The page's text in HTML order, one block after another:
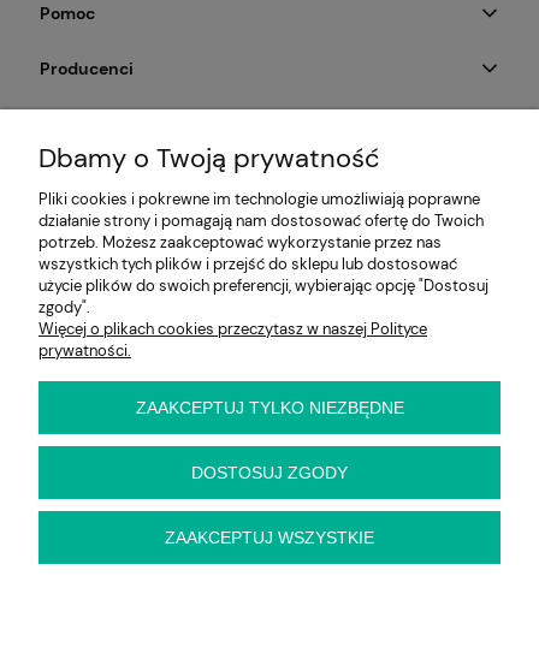
Pomoc
Producenci
Informacje
E-KRZESŁO
Biuro handlowe (bez ekspozycji). Prosimy o wcześniejszy
kontakt przed wizytą
ul. Cynamonowa 2,
woj. dolnośląskie
22 22 82 046,
biuro@e-krzeslo.com.pl
Dbamy o Twoją prywatność
Pliki cookies i pokrewne im technologie umożliwiają poprawne
działanie strony i pomagają nam dostosować ofertę do Twoich
potrzeb. Możesz zaakceptować wykorzystanie przez nas
wszystkich tych plików i przejść do sklepu lub dostosować
użycie plików do swoich preferencji, wybierając opcję "Dostosuj
zgody".
Więcej o plikach cookies przeczytasz w naszej Polityce
prywatności.
ZAAKCEPTUJ TYLKO NIEZBĘDNE
DOSTOSUJ ZGODY
ZAAKCEPTUJ WSZYSTKIE